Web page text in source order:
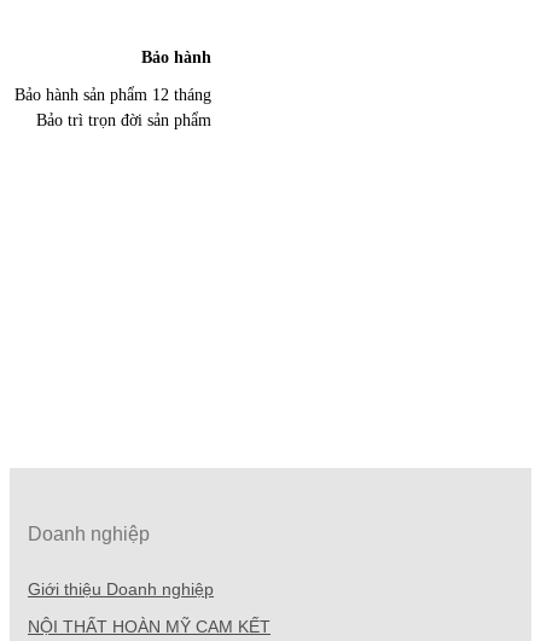
Bảo hành
Bảo hành sản phẩm 12 tháng
Bảo trì trọn đời sản phẩm
Doanh nghiệp
Giới thiệu Doanh nghiệp
NỘI THẤT HOÀN MỸ CAM KẾT